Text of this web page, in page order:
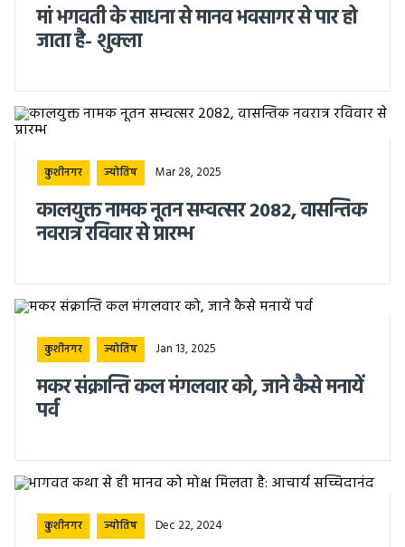
मां भगवती के साधना से मानव भवसागर से पार हो
जाता है- शुक्ला
कुशीनगर ज्योतिष Mar 28, 2025
कालयुक्त नामक नूतन सम्वत्सर 2082, वासन्तिक
नवरात्र रविवार से प्रारम्भ
कुशीनगर ज्योतिष Jan 13, 2025
मकर संक्रान्ति कल मंगलवार को, जाने कैसे मनायें
पर्व
कुशीनगर ज्योतिष Dec 22, 2024